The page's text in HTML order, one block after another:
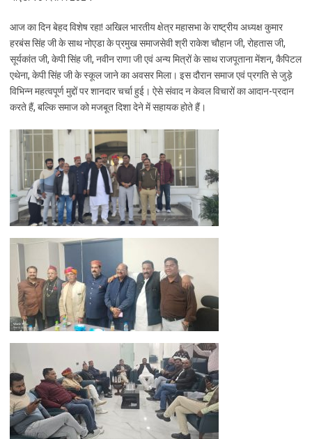
आज का दिन बेहद विशेष रहा! अखिल भारतीय क्षेत्र महासभा के राष्ट्रीय अध्यक्ष कुमार
हरबंस सिंह जी के साथ नोएडा के प्रमुख समाजसेवी श्री राकेश चौहान जी, रोहतास जी,
सूर्यकांत जी, केपी सिंह जी, नवीन राणा जी एवं अन्य मित्रों के साथ राजपूताना मेंशन, कैपिटल
एथेना, केपी सिंह जी के स्कूल जाने का अवसर मिला। इस दौरान समाज एवं प्रगति से जुड़े
विभिन्न महत्वपूर्ण मुद्दों पर शानदार चर्चा हुई। ऐसे संवाद न केवल विचारों का आदान-प्रदान
करते हैं, बल्कि समाज को मजबूत दिशा देने में सहायक होते हैं।